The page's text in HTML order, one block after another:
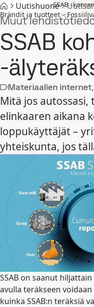
SSAB -
Brändit ja tuotteet
Uutishuone
Muut
SSAB
-
Materiaalien
Mitä jos
elinkaaren aikana
loppukäyttäjät –
yhteiskunta, jos
SSAB on saanut
avulla teräkseen
kuinka SSAB:n teräksiä